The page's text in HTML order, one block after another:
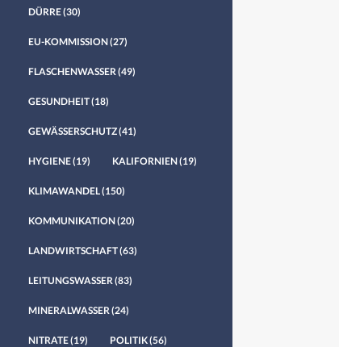
DÜRRE(30)
EU-KOMMISSION(27)
FLASCHENWASSER (49)
GESUNDHEIT(18)
GEWÄSSERSCHUTZ(41)
HYGIENE(19) KALIFORNIEN(19)
KLIMAWANDEL(150)
KOMMUNIKATION(20)
LANDWIRTSCHAFT(63)
LEITUNGSWASSER (83)
MINERALWASSER (24)
NITRATE(19) POLITIK(56)